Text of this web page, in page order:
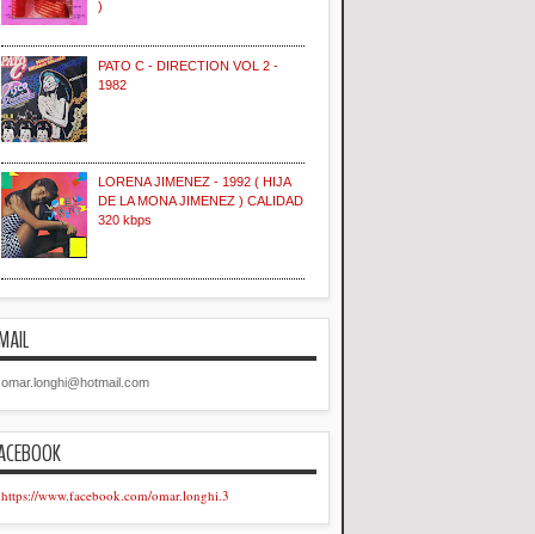
)
PATO C - DIRECTION VOL 2 -
1982
LORENA JIMENEZ - 1992 ( HIJA
DE LA MONA JIMENEZ ) CALIDAD
320 kbps
omar.longhi@hotmail.com
https://www.facebook.com/omar.longhi.3